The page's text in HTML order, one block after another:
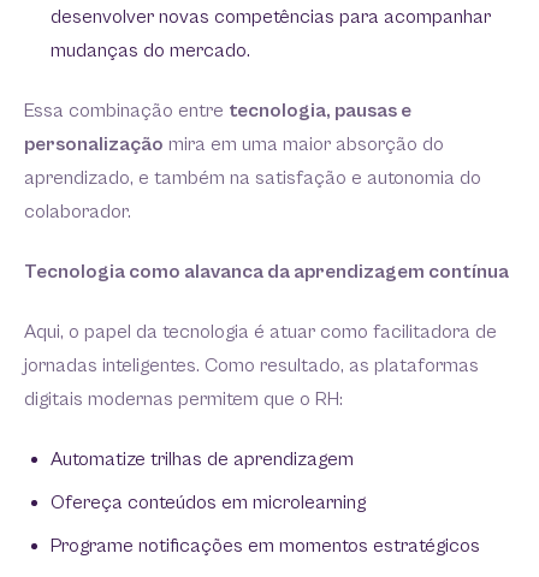
desenvolver novas competências para acompanhar
mudanças do mercado.
Essa combinação entre tecnologia, pausas e
personalização mira em uma maior absorção do
aprendizado, e também na satisfação e autonomia do
colaborador.
Tecnologia como alavanca da aprendizagem contínua
Aqui, o papel da tecnologia é atuar como facilitadora de
jornadas inteligentes. Como resultado, as plataformas
digitais modernas permitem que o RH:
Automatize trilhas de aprendizagem
Ofereça conteúdos em microlearning
Programe notificações em momentos estratégicos